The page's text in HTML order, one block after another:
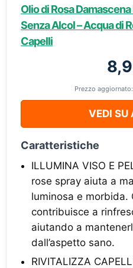
Olio di Rosa
Senza Alcol – Acqua di
Capelli
Prezzo
VEDI SU
Caratteristiche
ILLUMINA VISO E
rose spray aiuta a
luminosa e morbida.
contribuisce a
aiutando a
dall’aspetto sano.
RIVITALIZZA